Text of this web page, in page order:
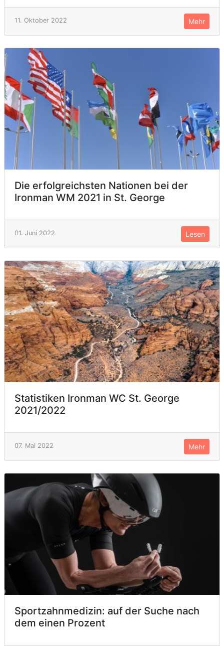
11. Oktober 2022 Mehr
Die erfolgreichsten Nationen bei der
Ironman WM 2021 in St. George
01. Juni 2022 Lesen
Statistiken Ironman WC St. George
2021/2022
07. Mai 2022 Mehr
Sportzahnmedizin: auf der Suche nach
dem einen Prozent